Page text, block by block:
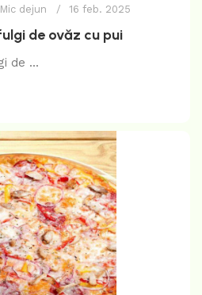
Mic dejun 16 feb. 2025
de ovăz cu pui
de ...